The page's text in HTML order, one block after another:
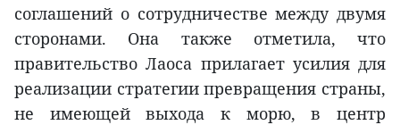
соглашений о сотрудничестве между двумя
сторонами. Она также отметила, что
правительство Лаоса прилагает усилия для
реализации стратегии превращения страны,
не имеющей выхода к морю, в центр